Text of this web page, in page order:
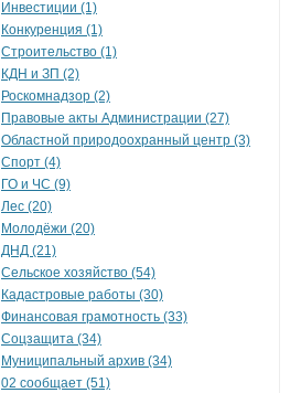
Инвестиции (1)
Конкуренция (1)
Строительство (1)
КДН и ЗП (2)
Роскомнадзор (2)
Правовые акты Администрации (27)
Областной природоохранный центр (3)
Спорт (4)
ГО и ЧС (9)
Лес (20)
Молодёжи (20)
ДНД (21)
Сельское хозяйство (54)
Кадастровые работы (30)
Финансовая грамотность (33)
Соцзащита (34)
Муниципальный архив (34)
02 сообщает (51)